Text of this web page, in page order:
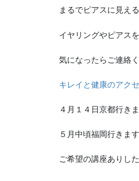
まるでピアスに見え
イヤリングやピアス
気になったらご連絡
キレイと健康のアク
４月１４日京都行きま
５月中頃福岡行きます
ご希望の講座ありし